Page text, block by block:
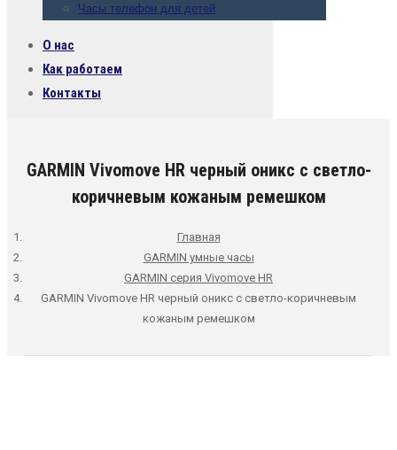
Часы телефон для детей
О нас
Как работаем
Контакты
GARMIN Vivomove HR черный оникс с светло-
коричневым кожаным ремешком
Главная
GARMIN умные часы
GARMIN серия Vivomove HR
GARMIN Vivomove HR черный оникс с светло-коричневым
кожаным ремешком